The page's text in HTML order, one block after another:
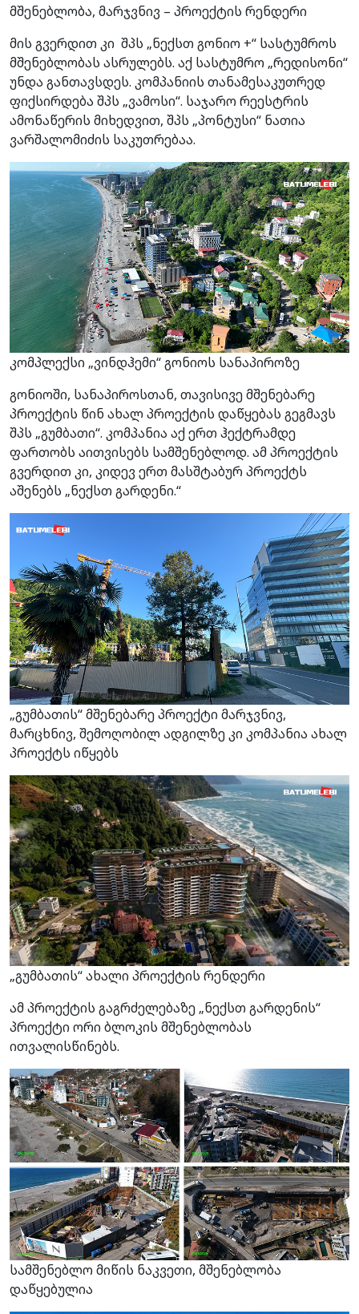
მშენებლობა, მარჯვნივ – პროექტის რენდერი
მის გვერდით კი შპს „ნექსთ გონიო +“ სასტუმროს
მშენებლობას ასრულებს. აქ სასტუმრო „რედისონი“
უნდა განთავსდეს. კომპანიის თანამესაკუთრედ
ფიქსირდება შპს „ვამოსი“. საჯარო რეესტრის
ამონაწერის მიხედვით, შპს „პონტუსი“ ნათია
ვარშალომიძის საკუთრებაა.
კომპლექსი „ვინდჰემი“ გონიოს სანაპიროზე
გონიოში, სანაპიროსთან, თავისივე მშენებარე
პროექტის წინ ახალ პროექტის დაწყებას გეგმავს
შპს „გუმბათი“. კომპანია აქ ერთ ჰექტრამდე
ფართობს აითვისებს სამშენებლოდ. ამ პროექტის
გვერდით კი, კიდევ ერთ მასშტაბურ პროექტს
აშენებს „ნექსთ გარდენი.“
„გუმბათის“ მშენებარე პროექტი მარჯვნივ,
მარცხნივ, შემოღობილ ადგილზე კი კომპანია ახალ
პროექტს იწყებს
„გუმბათის“ ახალი პროექტის რენდერი
ამ პროექტის გაგრძელებაზე „ნექსთ გარდენის“
პროექტი ორი ბლოკის მშენებლობას
ითვალისწინებს.
სამშენებლო მიწის ნაკვეთი, მშენებლობა
დაწყებულია